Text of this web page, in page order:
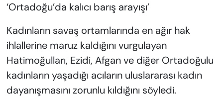
‘Ortadoğu’da kalıcı barış arayışı’
Kadınların savaş ortamlarında en ağır hak
ihlallerine maruz kaldığını vurgulayan
Hatimoğulları, Ezidi, Afgan ve diğer Ortadoğulu
kadınların yaşadığı acıların uluslararası kadın
dayanışmasını zorunlu kıldığını söyledi.